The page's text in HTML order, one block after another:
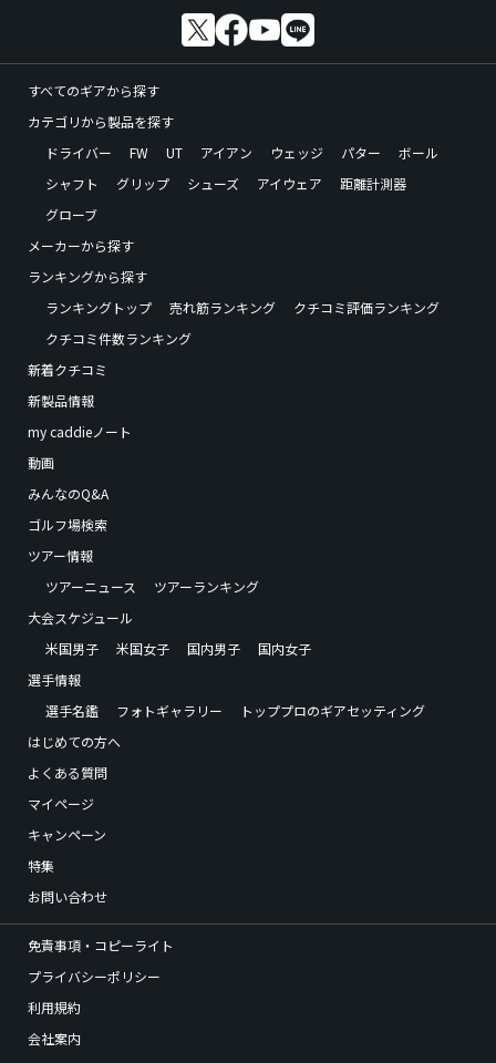
すべてのギアから探す
カテゴリから製品を探す
ドライバー
FW UT アイアン ウェッジ パター
ボール
シャフト
グリップ シューズ アイウェア
距離計測器
グローブ
メーカーから探す
ランキングから探す
ランキングトップ
売れ筋ランキング
クチコミ評価ランキング
クチコミ件数ランキング
新着クチコミ
新製品情報
my caddieノート
動画
みんなのQ&A
ゴルフ場検索
ツアー情報
ツアーニュース
ツアーランキング
大会スケジュール
米国男子
米国女子 国内男子
国内女子
選手情報
選手名鑑
フォトギャラリー
トッププロのギアセッティング
はじめての方へ
よくある質問
マイページ
キャンペーン
特集
お問い合わせ
免責事項・コピーライト
プライバシーポリシー
利用規約
会社案内